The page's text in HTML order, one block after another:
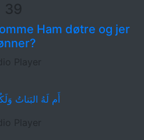
39
Ham døtre og jer
Player
أَم لَهُ البَناتُ
Player